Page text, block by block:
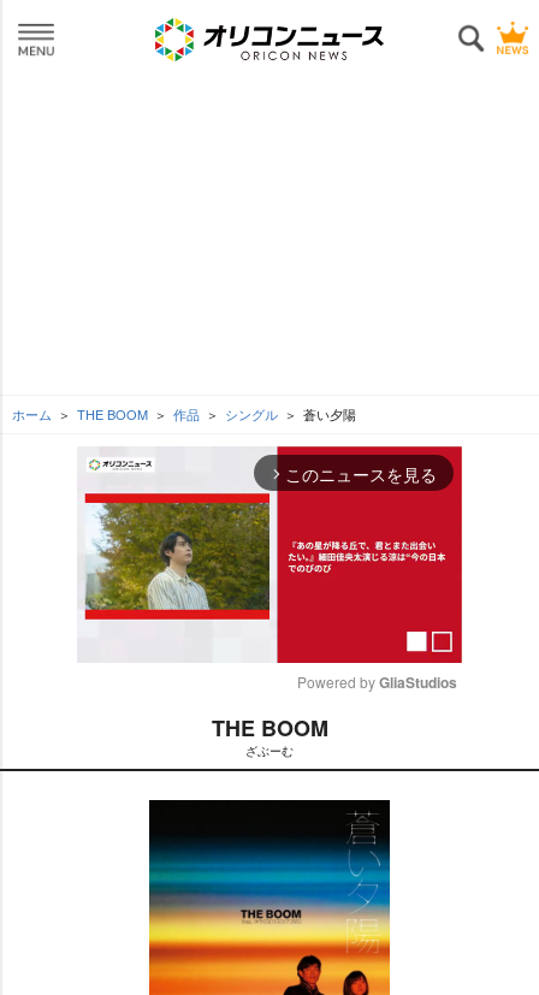
ホーム THE BOOM 作品 シングル 蒼い夕陽
arrow_forward_ios このニュースを見る
t
e
Powered by GliaStudios
THE BOOM
ざぶーむ